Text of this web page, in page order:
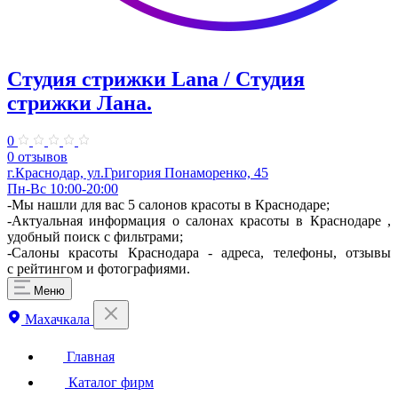
Студия стрижки Lana / Студия
стрижки Лана.
0
0 отзывов
г.Краснодар, ул.Григория Понаморенко, 45
Пн-Вс 10:00-20:00
-Мы нашли для вас 5 салонов красоты в Краснодаре;
-Актуальная информация о салонах красоты в Краснодаре ,
удобный поиск с фильтрами;
-Салоны красоты Краснодара - адреса, телефоны, отзывы
с рейтингом и фотографиями.
Меню
Махачкала
Главная
Каталог фирм